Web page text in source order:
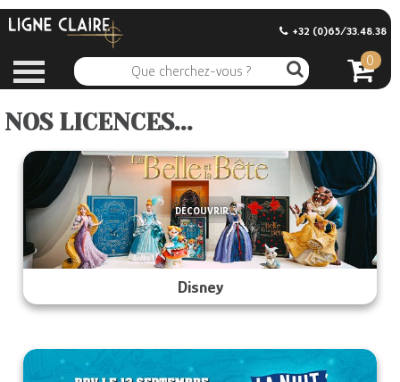
+32 (0)65/33.48.38
0
NOS LICENCES...
Disney
DÉCOUVRIR